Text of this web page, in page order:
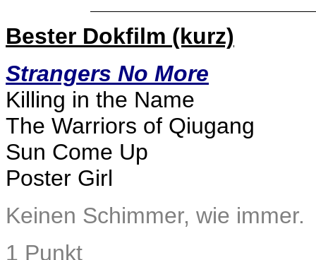
Bester Dokfilm (kurz)
Strangers No More
Killing in the Name
The Warriors of Qiugang
Sun Come Up
Poster Girl
Keinen Schimmer, wie immer.
1 Punkt